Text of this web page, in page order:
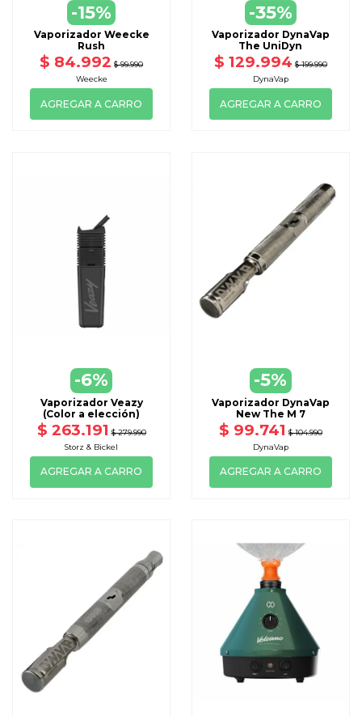
-15%
Vaporizador Weecke
Rush
$ 84.992 $ 99.990
Weecke
AGREGAR A CARRO
-35%
Vaporizador DynaVap
The UniDyn
$ 129.994 $ 199.990
DynaVap
AGREGAR A CARRO
-6%
Vaporizador Veazy
(Color a elección)
$ 263.191 $ 279.990
Storz & Bickel
AGREGAR A CARRO
-5%
Vaporizador DynaVap
New The M 7
$ 99.741 $ 104.990
DynaVap
AGREGAR A CARRO